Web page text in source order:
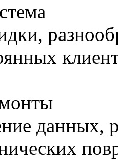
данных,